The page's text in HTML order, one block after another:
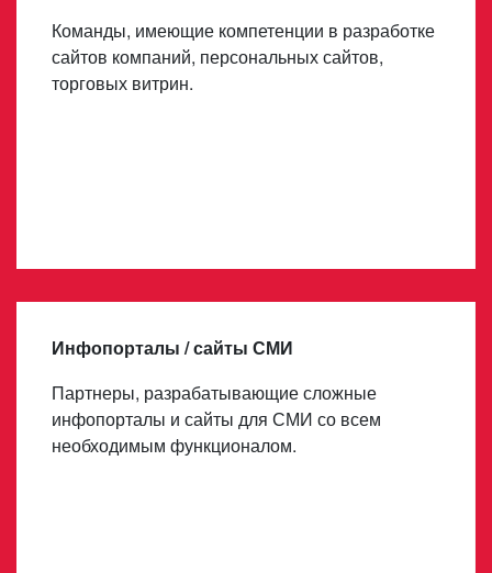
Команды, имеющие компетенции в разработке
сайтов компаний, персональных сайтов,
торговых витрин.
Инфопорталы / сайты СМИ
Партнеры, разрабатывающие сложные
инфопорталы и сайты для СМИ со всем
необходимым функционалом.